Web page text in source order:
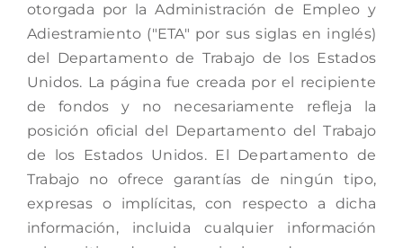
otorgada por la Administración de Empleo y
Adiestramiento ("ETA" por sus siglas en inglés)
del Departamento de Trabajo de los Estados
Unidos. La página fue creada por el recipiente
de fondos y no necesariamente refleja la
posición oficial del Departamento del Trabajo
de los Estados Unidos. El Departamento de
Trabajo no ofrece garantías de ningún tipo,
expresas o implícitas, con respecto a dicha
información, incluida cualquier información